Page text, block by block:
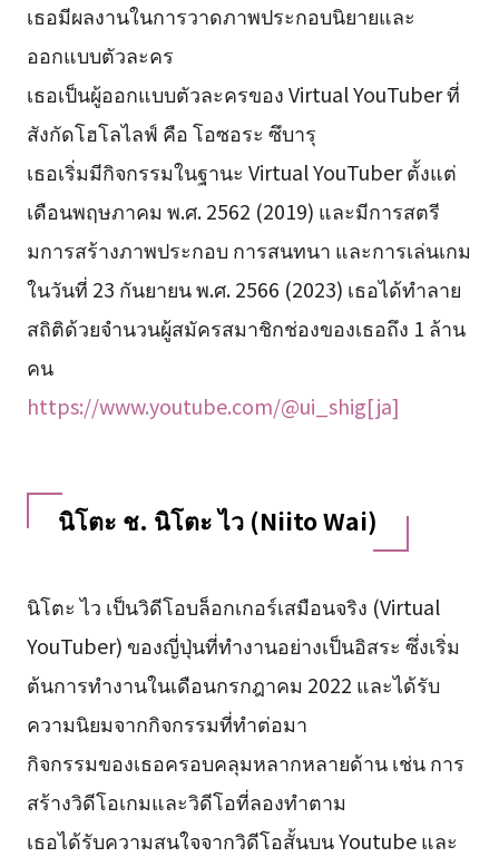
เธอมีผลงานในการวาดภาพประกอบนิยายและ
ออกแบบตัวละคร
เธอเป็นผู้ออกแบบตัวละครของ Virtual YouTuber ที่
สังกัดโฮโลไลฟ์ คือ โอซอระ ซึบารุ
เธอเริ่มมีกิจกรรมในฐานะ Virtual YouTuber ตั้งแต่
เดือนพฤษภาคม พ.ศ. 2562 (2019) และมีการสตรี
มการสร้างภาพประกอบ การสนทนา และการเล่นเกม
ในวันที่ 23 กันยายน พ.ศ. 2566 (2023) เธอได้ทำลาย
สถิติด้วยจำนวนผู้สมัครสมาชิกช่องของเธอถึง 1 ล้าน
คน
https://www.youtube.com/@ui_shig[ja]
นิโตะ ช. นิโตะ ไว (Niito Wai)
นิโตะ ไว เป็นวิดีโอบล็อกเกอร์เสมือนจริง (Virtual
YouTuber) ของญี่ปุ่นที่ทำงานอย่างเป็นอิสระ ซึ่งเริ่ม
ต้นการทำงานในเดือนกรกฎาคม 2022 และได้รับ
ความนิยมจากกิจกรรมที่ทำต่อมา
กิจกรรมของเธอครอบคลุมหลากหลายด้าน เช่น การ
สร้างวิดีโอเกมและวิดีโอที่ลองทำตาม
เธอได้รับความสนใจจากวิดีโอสั้นบน Youtube และ